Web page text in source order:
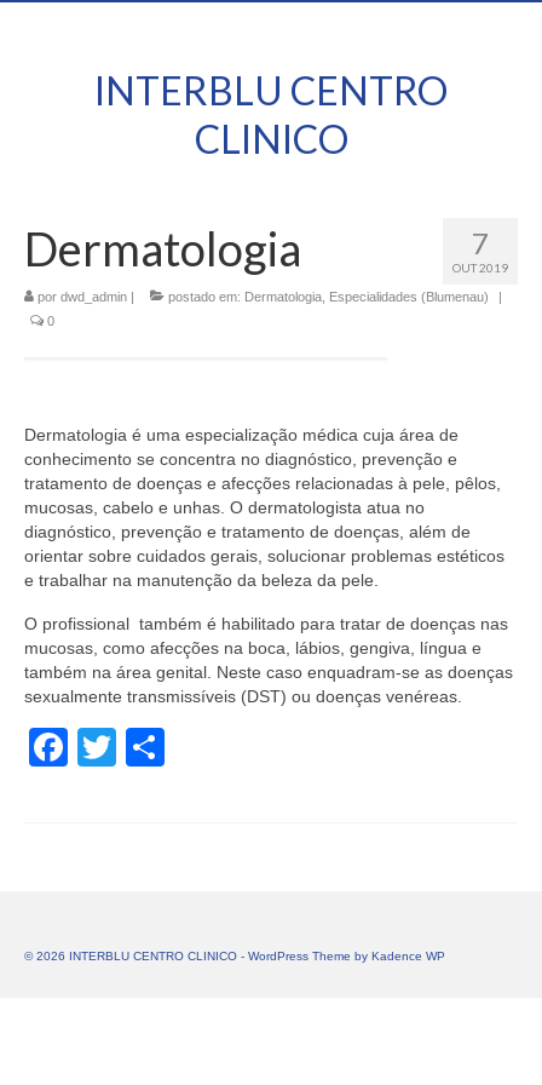
INTERBLU CENTRO
CLINICO
7
OUT 2019
Dermatologia
por dwd_admin | postado em: Dermatologia Especialidades (Blumenau)
|
0
Dermatologia é uma especialização médica cuja área de
conhecimento se concentra no diagnóstico, prevenção e
tratamento de doenças e afecções relacionadas à pele, pêlos,
mucosas, cabelo e unhas. O dermatologista atua no
diagnóstico, prevenção e tratamento de doenças, além de
orientar sobre cuidados gerais, solucionar problemas estéticos
e trabalhar na manutenção da beleza da pele.
O profissional também é habilitado para tratar de doenças nas
mucosas, como afecções na boca, lábios, gengiva, língua e
também na área genital. Neste caso enquadram-se as doenças
sexualmente transmissíveis (DST) ou doenças venéreas.
Facebook
Twitter
© 2026 INTERBLU CENTRO CLINICO - WordPress Theme by Kadence WP